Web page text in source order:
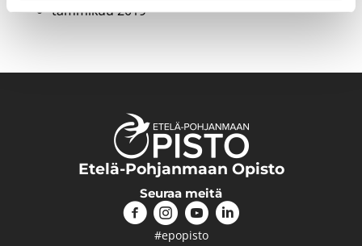
tammikuu 2019
Etelä-Pohjanmaan Opisto
Seuraa meitä
#epopisto